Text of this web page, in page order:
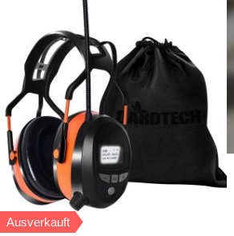
Ausverkauft